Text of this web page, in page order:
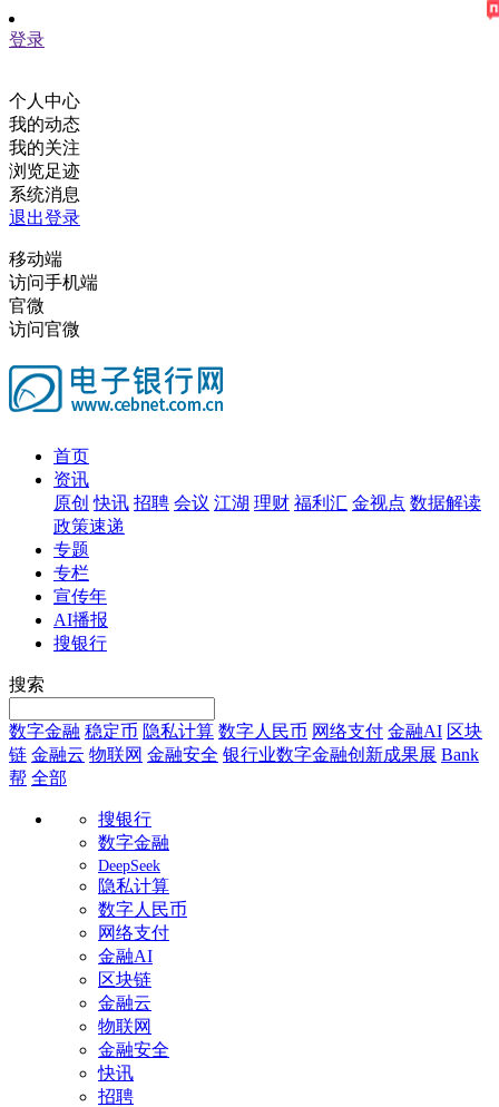
登录
个人中心
我的动态
我的关注
浏览足迹
系统消息
退出登录
移动端
访问手机端
官微
访问官微
首页
资讯
原创 快讯 招聘 会议 江湖 理财 福利汇 金视点 数据解读
政策速递
专题
专栏
宣传年
AI播报
搜银行
搜索
数字金融 稳定币 隐私计算 数字人民币 网络支付 金融AI 区块
链 金融云 物联网 金融安全 银行业数字金融创新成果展 Bank
帮 全部
搜银行
数字金融
DeepSeek
隐私计算
数字人民币
网络支付
金融AI
区块链
金融云
物联网
金融安全
快讯
招聘